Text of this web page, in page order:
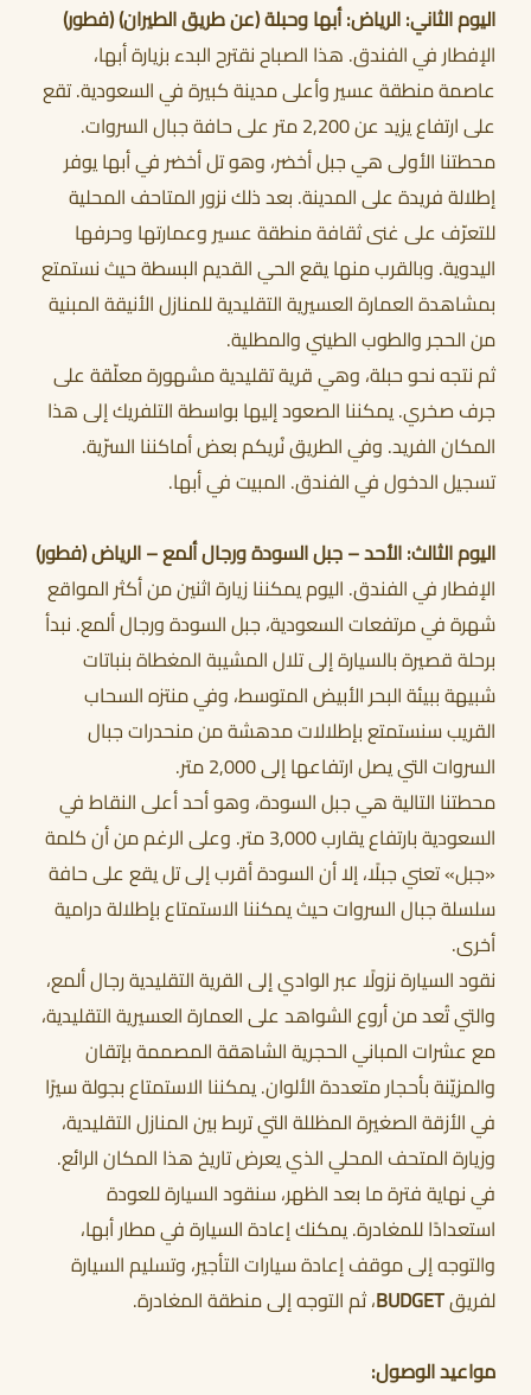
اليوم الثاني: الرياض: أبها وحبلة (عن طريق الطيران) (فطور)
الإفطار في الفندق. هذا الصباح نقترح البدء بزيارة أبها،
عاصمة منطقة عسير وأعلى مدينة كبيرة في السعودية. تقع
على ارتفاع يزيد عن 2,200 متر على حافة جبال السروات.
محطتنا الأولى هي جبل أخضر، وهو تل أخضر في أبها يوفر
إطلالة فريدة على المدينة. بعد ذلك نزور المتاحف المحلية
للتعرّف على غنى ثقافة منطقة عسير وعمارتها وحرفها
اليدوية. وبالقرب منها يقع الحي القديم البسطة حيث نستمتع
بمشاهدة العمارة العسيرية التقليدية للمنازل الأنيقة المبنية
من الحجر والطوب الطيني والمطلية.
ثم نتجه نحو حبلة، وهي قرية تقليدية مشهورة معلّقة على
جرف صخري. يمكننا الصعود إليها بواسطة التلفريك إلى هذا
المكان الفريد. وفي الطريق نُريكم بعض أماكننا السرّية.
تسجيل الدخول في الفندق. المبيت في أبها.
اليوم الثالث: الأحد – جبل السودة ورجال ألمع – الرياض (فطور)
الإفطار في الفندق. اليوم يمكننا زيارة اثنين من أكثر المواقع
شهرة في مرتفعات السعودية، جبل السودة ورجال ألمع. نبدأ
برحلة قصيرة بالسيارة إلى تلال المشيبة المغطاة بنباتات
شبيهة ببيئة البحر الأبيض المتوسط، وفي منتزه السحاب
القريب سنستمتع بإطلالات مدهشة من منحدرات جبال
السروات التي يصل ارتفاعها إلى 2,000 متر.
محطتنا التالية هي جبل السودة، وهو أحد أعلى النقاط في
السعودية بارتفاع يقارب 3,000 متر. وعلى الرغم من أن كلمة
«جبل» تعني جبلًا، إلا أن السودة أقرب إلى تل يقع على حافة
سلسلة جبال السروات حيث يمكننا الاستمتاع بإطلالة درامية
أخرى.
نقود السيارة نزولًا عبر الوادي إلى القرية التقليدية رجال ألمع،
والتي تُعد من أروع الشواهد على العمارة العسيرية التقليدية،
مع عشرات المباني الحجرية الشاهقة المصممة بإتقان
والمزيّنة بأحجار متعددة الألوان. يمكننا الاستمتاع بجولة سيرًا
في الأزقة الصغيرة المظللة التي تربط بين المنازل التقليدية،
وزيارة المتحف المحلي الذي يعرض تاريخ هذا المكان الرائع.
في نهاية فترة ما بعد الظهر، سنقود السيارة للعودة
استعدادًا للمغادرة. يمكنك إعادة السيارة في مطار أبها،
والتوجه إلى موقف إعادة سيارات التأجير، وتسليم السيارة
لفريقBUDGET، ثم التوجه إلى منطقة المغادرة.
مواعيد الوصول: